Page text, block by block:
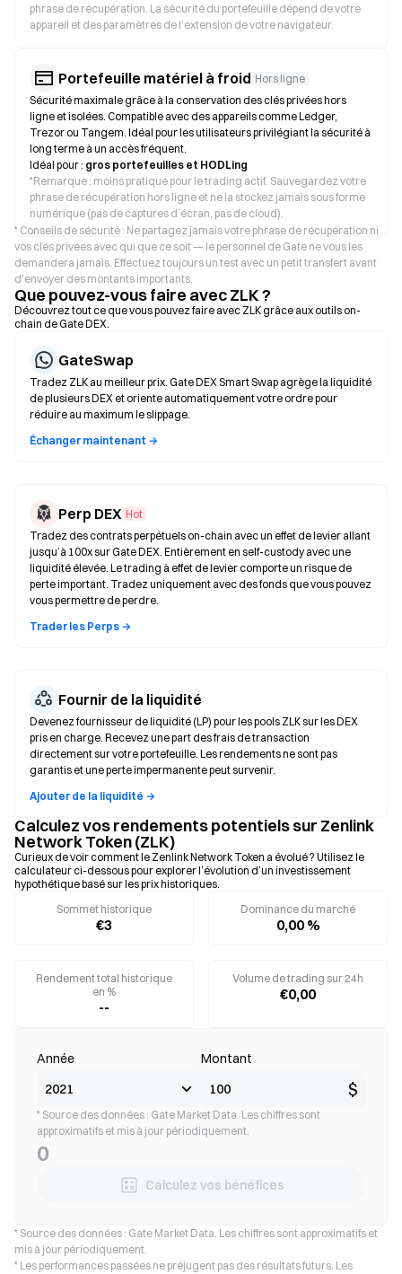
phrase de récupération. La sécurité du portefeuille dépend de votre
appareil et des paramètres de l’extension de votre navigateur.
Portefeuille matériel à froid Hors ligne
Sécurité maximale grâce à la conservation des clés privées hors
ligne et isolées. Compatible avec des appareils comme Ledger,
Trezor ou Tangem. Idéal pour les utilisateurs privilégiant la sécurité à
long terme à un accès fréquent.
Idéal pour : gros portefeuilles et HODLing
*Remarque : moins pratique pour le trading actif. Sauvegardez votre
phrase de récupération hors ligne et ne la stockez jamais sous forme
numérique (pas de captures d’écran, pas de cloud).
* Conseils de sécurité : Ne partagez jamais votre phrase de récupération ni
vos clés privées avec qui que ce soit — le personnel de Gate ne vous les
demandera jamais. Effectuez toujours un test avec un petit transfert avant
d'envoyer des montants importants.
Que pouvez-vous faire avec ZLK ?
Découvrez tout ce que vous pouvez faire avec ZLK grâce aux outils on-
chain de Gate DEX.
GateSwap
Tradez ZLK au meilleur prix. Gate DEX Smart Swap agrège la liquidité
de plusieurs DEX et oriente automatiquement votre ordre pour
réduire au maximum le slippage.
Échanger maintenant →
Perp DEX Hot
Tradez des contrats perpétuels on-chain avec un effet de levier allant
jusqu’à 100x sur Gate DEX. Entièrement en self-custody avec une
liquidité élevée. Le trading à effet de levier comporte un risque de
perte important. Tradez uniquement avec des fonds que vous pouvez
vous permettre de perdre.
Trader les Perps →
Fournir de la liquidité
Devenez fournisseur de liquidité (LP) pour les pools ZLK sur les DEX
pris en charge. Recevez une part des frais de transaction
directement sur votre portefeuille. Les rendements ne sont pas
garantis et une perte impermanente peut survenir.
Ajouter de la liquidité →
Calculez vos rendements potentiels sur Zenlink
Network Token (ZLK)
Curieux de voir comment le Zenlink Network Token a évolué ? Utilisez le
calculateur ci-dessous pour explorer l’évolution d’un investissement
hypothétique basé sur les prix historiques.
Sommet historique
€3
Dominance du marché
0,00 %
Rendement total historique
en %
--
Volume de trading sur 24h
€0,00
Année Montant
$
* Source des données : Gate Market Data. Les chiffres sont
approximatifs et mis à jour périodiquement.
0
Calculez vos bénéfices
* Source des données : Gate Market Data. Les chiffres sont approximatifs et
mis à jour périodiquement.
* Les performances passées ne préjugent pas des résultats futurs. Les